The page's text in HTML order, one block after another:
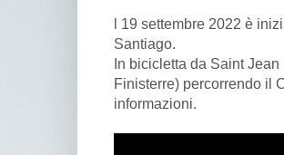
l 19 settembre 2022 è
Santiago.
In bicicletta da Saint
Finisterre) percorrendo il
informazioni.